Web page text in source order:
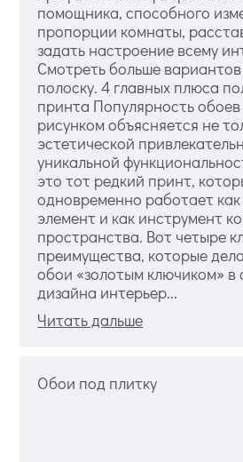
помощника, способного
пропорции комнаты,
задать настроение всему
Смотреть больше
полоску. 4 главных плюса
принта Популярность
рисунком объясняется не
эстетической
уникальной
это тот редкий принт,
одновременно работает
элемент и как инструмент
пространства. Вот четыре
преимущества, которые
обои «золотым ключиком» в
дизайна интерьер...
Читать дальше
Обои под плитку